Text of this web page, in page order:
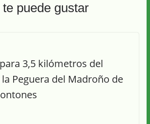
puede gustar
3,5 kilómetros del
Peguera del Madroño de